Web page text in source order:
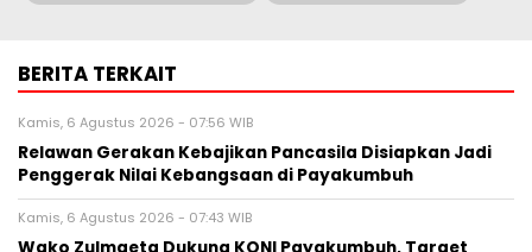
BERITA TERKAIT
Kamis, 6 Agustus 2026 - 07:56 WIB
Relawan Gerakan Kebajikan Pancasila Disiapkan Jadi
Penggerak Nilai Kebangsaan di Payakumbuh
Kamis, 6 Agustus 2026 - 07:43 WIB